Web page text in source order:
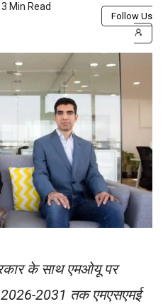
Min Read
Follow Us
के साथ एमओयू पर
2026-2031 तक एमएसएमई